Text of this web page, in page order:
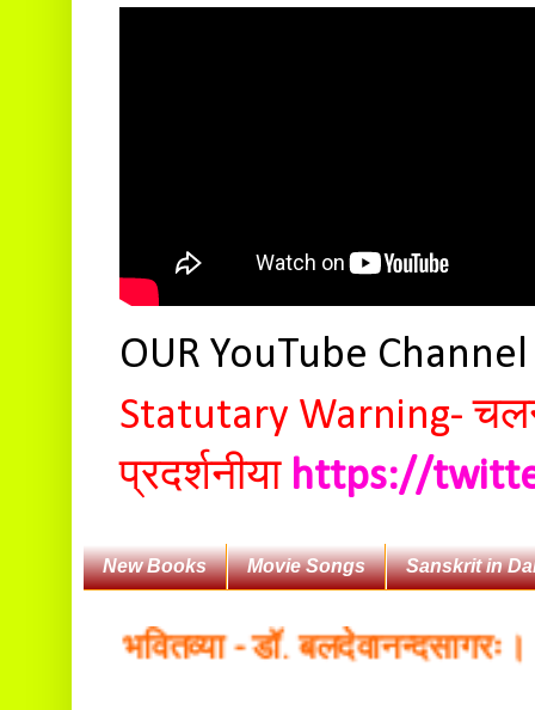
OUR YouTube
Statutary Warning-
प्रदर्शनीया https://
New Books Movie Songs Sanskrit in
भवितव्या - डॉ. बलदेवानन्दसागरः।